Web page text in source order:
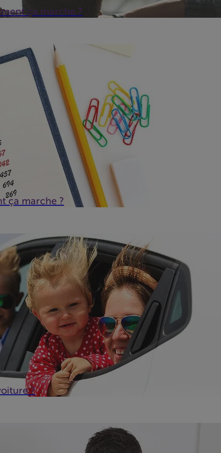
ça marche ?
ça marche ?
ou d'une autre banque il y a plus de 6 ans, vous
?
de voiture proposent un large choix de modèles et
à tous, pas seulement aux jeunes qui démarrent dans la